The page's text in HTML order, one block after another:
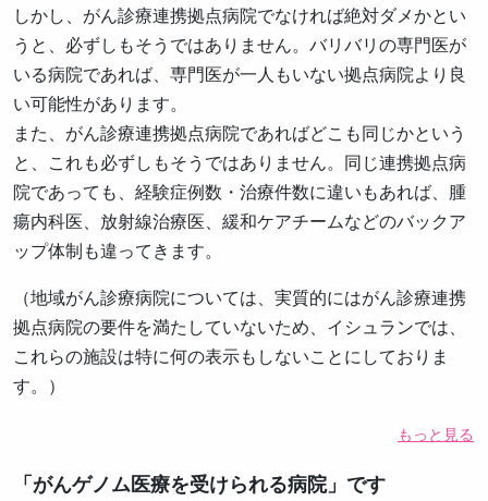
しかし、がん診療連携拠点病院でなければ絶対ダメかとい
うと、必ずしもそうではありません。バリバリの専門医が
いる病院であれば、専門医が一人もいない拠点病院より良
い可能性があります。
また、がん診療連携拠点病院であればどこも同じかという
と、これも必ずしもそうではありません。同じ連携拠点病
院であっても、経験症例数・治療件数に違いもあれば、腫
瘍内科医、放射線治療医、緩和ケアチームなどのバックア
ップ体制も違ってきます。
（地域がん診療病院については、実質的にはがん診療連携
拠点病院の要件を満たしていないため、イシュランでは、
これらの施設は特に何の表示もしないことにしておりま
す。）
もっと見る
「がんゲノム医療を受けられる病院」です